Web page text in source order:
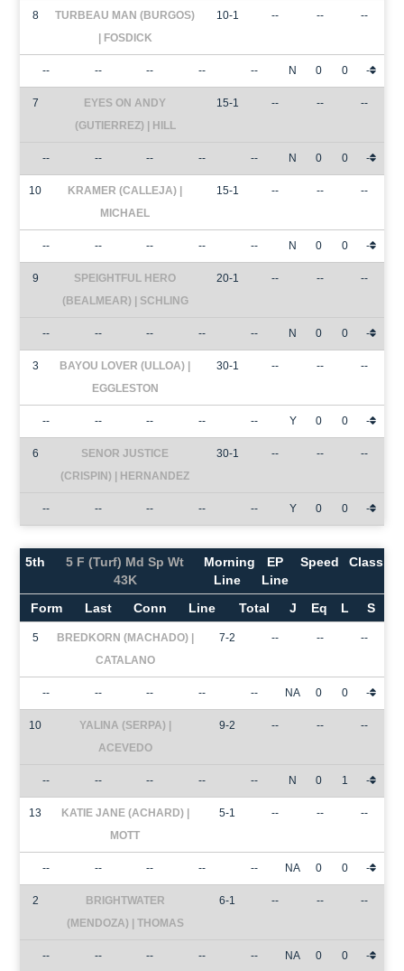
8
TURBEAU MAN (BURGOS)
| FOSDICK
10-1 -- -- --
-- -- -- -- -- N 0 0 -
7
EYES ON ANDY
(GUTIERREZ) | HILL
15-1 -- -- --
-- -- -- -- -- N 0 0 -
10
KRAMER (CALLEJA) |
MICHAEL
15-1 -- -- --
-- -- -- -- -- N 0 0 -
9
SPEIGHTFUL HERO
(BEALMEAR) | SCHLING
20-1 -- -- --
-- -- -- -- -- N 0 0 -
3
BAYOU LOVER (ULLOA) |
EGGLESTON
30-1 -- -- --
-- -- -- -- -- Y 0 0 -
6
SENOR JUSTICE
(CRISPIN) | HERNANDEZ
30-1 -- -- --
-- -- -- -- -- Y 0 0 -
5th
5 F (Turf) Md Sp Wt
43K
Morning
Line
EP
Line
Speed Class
Form Last Conn Line Total J Eq L S
5
BREDKORN (MACHADO) |
CATALANO
7-2 -- -- --
-- -- -- -- -- NA 0 0 -
10
YALINA (SERPA) |
ACEVEDO
9-2 -- -- --
-- -- -- -- -- N 0 1 -
13
KATIE JANE (ACHARD) |
MOTT
5-1 -- -- --
-- -- -- -- -- NA 0 0 -
2
BRIGHTWATER
(MENDOZA) | THOMAS
6-1 -- -- --
-- -- -- -- -- NA 0 0 -